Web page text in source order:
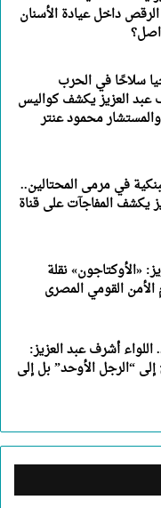
داخل عيادة الأسنان
سلاحًا في الحرب
عبد العزيز يكشف كواليس
محمود عنتر
في مرمى المحتالين..
يكشف المفاجآت على قناة
«الأوكتاجون» نقلة
القومي المصرى
أشرف عبد العزيز:
“الرجل الأوحد” بل إلى